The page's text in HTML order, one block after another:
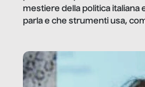
mestiere della politica italiana
parla e che strumenti usa,